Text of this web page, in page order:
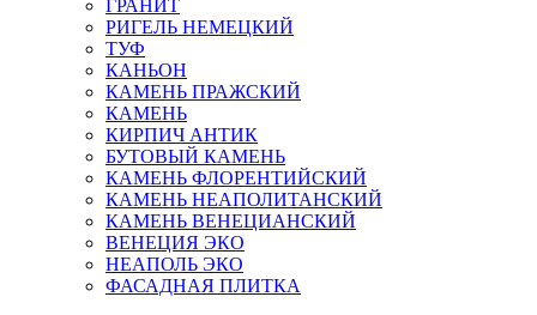
ГРАНИТ
РИГЕЛЬ НЕМЕЦКИЙ
ТУФ
КАНЬОН
КАМЕНЬ ПРАЖСКИЙ
КАМЕНЬ
КИРПИЧ АНТИК
БУТОВЫЙ КАМЕНЬ
КАМЕНЬ ФЛОРЕНТИЙСКИЙ
КАМЕНЬ НЕАПОЛИТАНСКИЙ
КАМЕНЬ ВЕНЕЦИАНСКИЙ
ВЕНЕЦИЯ ЭКО
НЕАПОЛЬ ЭКО
ФАСАДНАЯ ПЛИТКА